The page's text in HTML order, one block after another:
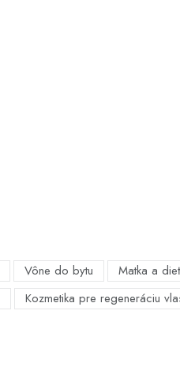
Vône do bytu Matka a
Kozmetika pre regeneráciu